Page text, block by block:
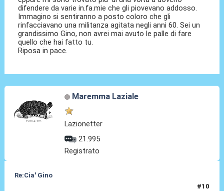
difendere da varie in.fa.mie che gli piovevano addosso.
Immagino si sentiranno a posto coloro che gli
rinfacciavano una militanza agitata negli anni 60. Sei un
grandissimo Gino, non avrei mai avuto le palle di fare
quello che hai fatto tu.
Riposa in pace.
Maremma Laziale
Lazionetter
21.995
Registrato
Re:Cia' Gino
#10